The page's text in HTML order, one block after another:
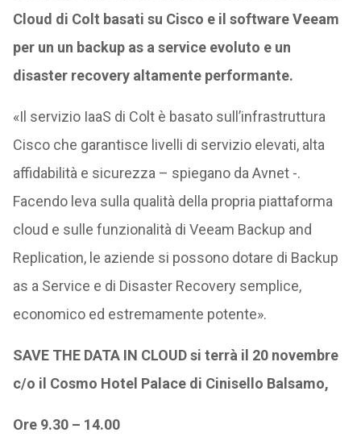
Cloud di Colt basati su Cisco e il software Veeam
per un un backup as a service evoluto e un
disaster recovery altamente performante.
«Il servizio IaaS di Colt è basato sull’infrastruttura
Cisco che garantisce livelli di servizio elevati, alta
affidabilità e sicurezza – spiegano da Avnet -.
Facendo leva sulla qualità della propria piattaforma
cloud e sulle funzionalità di Veeam Backup and
Replication, le aziende si possono dotare di Backup
as a Service e di Disaster Recovery semplice,
economico ed estremamente potente».
SAVE THE DATA IN CLOUDsi terrà il 20 novembre
c/o il Cosmo Hotel Palace di Cinisello Balsamo,
Ore 9.30 – 14.00